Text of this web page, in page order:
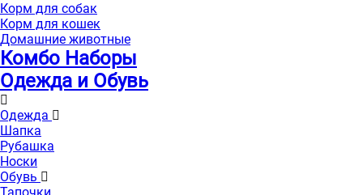
Корм для собак
Корм для кошек
Домашние животные
Комбо Наборы
Одежда и Обувь
Одежда
Шапка
Рубашка
Носки
Обувь